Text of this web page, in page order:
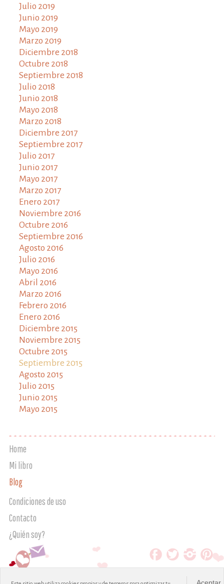
Julio 2019
Junio 2019
Mayo 2019
Marzo 2019
Diciembre 2018
Octubre 2018
Septiembre 2018
Julio 2018
Junio 2018
Mayo 2018
Marzo 2018
Diciembre 2017
Septiembre 2017
Julio 2017
Junio 2017
Mayo 2017
Marzo 2017
Enero 2017
Noviembre 2016
Octubre 2016
Septiembre 2016
Agosto 2016
Julio 2016
Mayo 2016
Abril 2016
Marzo 2016
Febrero 2016
Enero 2016
Diciembre 2015
Noviembre 2015
Octubre 2015
Septiembre 2015
Agosto 2015
Julio 2015
Junio 2015
Mayo 2015
Home
Mi libro
Blog
Condiciones de uso
Contacto
¿Quién soy?